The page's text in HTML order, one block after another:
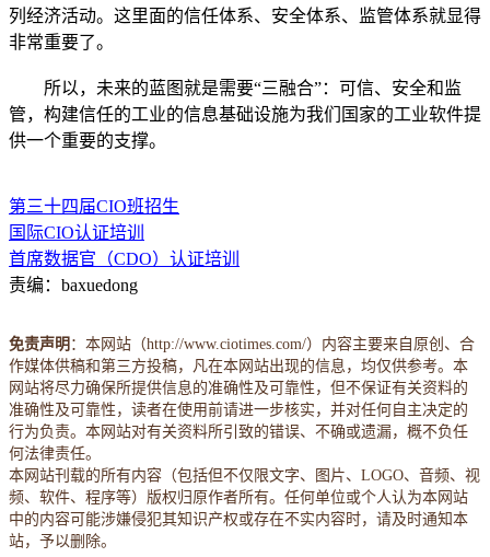
列经济活动。这里面的信任体系、安全体系、监管体系就显得
非常重要了。
所以，未来的蓝图就是需要“三融合”：可信、安全和监
管，构建信任的工业的信息基础设施为我们国家的工业软件提
供一个重要的支撑。
第三十四届CIO班招生
国际CIO认证培训
首席数据官（CDO）认证培训
责编：baxuedong
免责声明 ：本网站（http://www.ciotimes.com/）内容主要来自原创、合
作媒体供稿和第三方投稿，凡在本网站出现的信息，均仅供参考。本
网站将尽力确保所提供信息的准确性及可靠性，但不保证有关资料的
准确性及可靠性，读者在使用前请进一步核实，并对任何自主决定的
行为负责。本网站对有关资料所引致的错误、不确或遗漏，概不负任
何法律责任。
本网站刊载的所有内容（包括但不仅限文字、图片、LOGO、音频、视
频、软件、程序等）版权归原作者所有。任何单位或个人认为本网站
中的内容可能涉嫌侵犯其知识产权或存在不实内容时，请及时通知本
站，予以删除。